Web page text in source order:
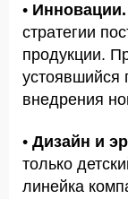
• Инновации.
стратегии
продукции.
устоявшийся
внедрения
• Дизайн и
только
линейка